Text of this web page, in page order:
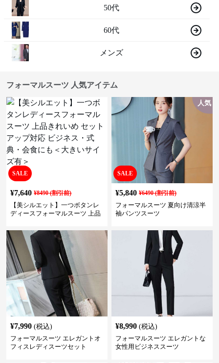
50代
60代
メンズ
フォーマルスーツ 人気アイテム
SALE
¥7,640 ¥8490(割引前)
【美シルエット】一つボタンレ
ディースフォーマルスーツ 上品
ネス・式典・会食にも＜大きい
サイズ有＞
SALE
人気
¥5,840 ¥6490(割引前)
フォーマルスーツ 夏向け清涼半
袖パンツスーツ
¥7,990 (税込)
フォーマルスーツ エレガントオ
フィスレディスーツセット
¥8,990 (税込)
フォーマルスーツ エレガントな
女性用ビジネススーツ